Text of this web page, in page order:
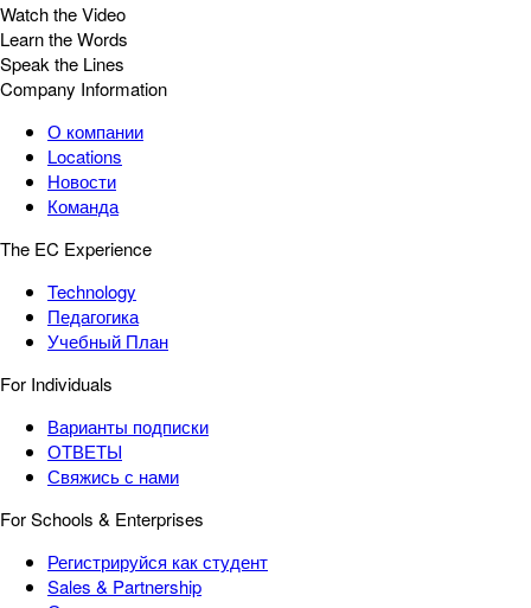
Watch the Video
Learn the Words
Speak the Lines
Company Information
О компании
Locations
Новости
Команда
The EC Experience
Technology
Педагогика
Учебный План
For Individuals
Варианты подписки
ОТВЕТЫ
Свяжись с нами
For Schools & Enterprises
Регистрируйся как студент
Sales & Partnership